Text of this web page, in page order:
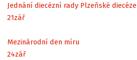
Jednání diecézní rady Plzeňské diecéze
21zář
Mezinárodní den míru
24zář